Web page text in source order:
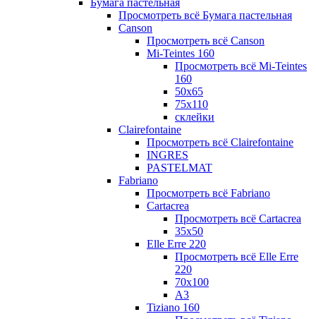
Бумага пастельная
Просмотреть всё Бумага пастельная
Canson
Просмотреть всё Canson
Mi-Teintes 160
Просмотреть всё Mi-Teintes
160
50х65
75х110
склейки
Clairefontaine
Просмотреть всё Clairefontaine
INGRES
PASTELMAT
Fabriano
Просмотреть всё Fabriano
Cartacrea
Просмотреть всё Cartacrea
35х50
Elle Erre 220
Просмотреть всё Elle Erre
220
70х100
А3
Tiziano 160